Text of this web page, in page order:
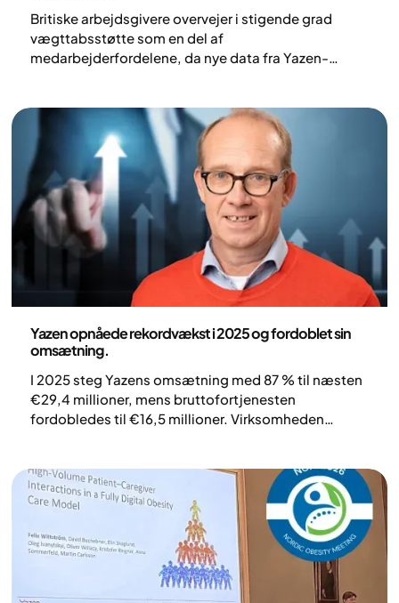
Britiske arbejdsgivere overvejer i stigende grad
vægttabsstøtte som en del af
medarbejderfordelene, da nye data fra Yazen-
Yazen opnåede rekordvækst i 2025 og fordoblet sin
omsætning.
I 2025 steg Yazens omsætning med 87 % til næsten
€29,4 millioner, mens bruttofortjenesten
fordobledes til €16,5 millioner. Virksomheden
markeder i 2026. På trods af en EBITDA på –€5,7
millioner som følge af store vækstinvesteringer er
Yazen fortsat en førende aktør inden for behandling
af svær overvægt i Europa.